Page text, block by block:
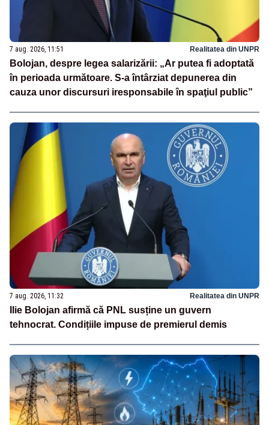
7 aug. 2026, 11:51 Realitatea din UNPR
Bolojan, despre legea salarizării: „Ar putea fi adoptată
în perioada următoare. S-a întârziat depunerea din
cauza unor discursuri iresponsabile în spaţiul public”
7 aug. 2026, 11:32 Realitatea din UNPR
Ilie Bolojan afirmă că PNL susține un guvern
tehnocrat. Condițiile impuse de premierul demis